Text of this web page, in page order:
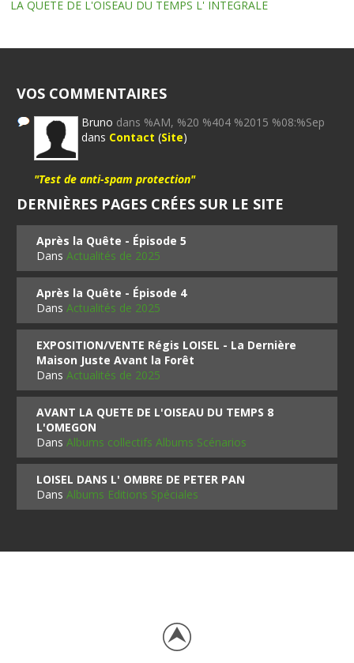
LA QUETE DE L'OISEAU DU TEMPS L' INTEGRALE
VOS COMMENTAIRES
Bruno dans %AM, %20 %404 %2015 %08:%Sep
dans Contact (Site)
"Test de anti-spam protection"
DERNIÈRES PAGES CRÉES SUR LE SITE
Après la Quête - Épisode 5
DansActualités de 2025
Après la Quête - Épisode 4
DansActualités de 2025
EXPOSITION/VENTE Régis LOISEL - La Dernière
Maison Juste Avant la Forêt
DansActualités de 2025
AVANT LA QUETE DE L'OISEAU DU TEMPS 8
L'OMEGON
DansAlbums collectifs Albums Scénarios
LOISEL DANS L' OMBRE DE PETER PAN
DansAlbums Editions Spéciales